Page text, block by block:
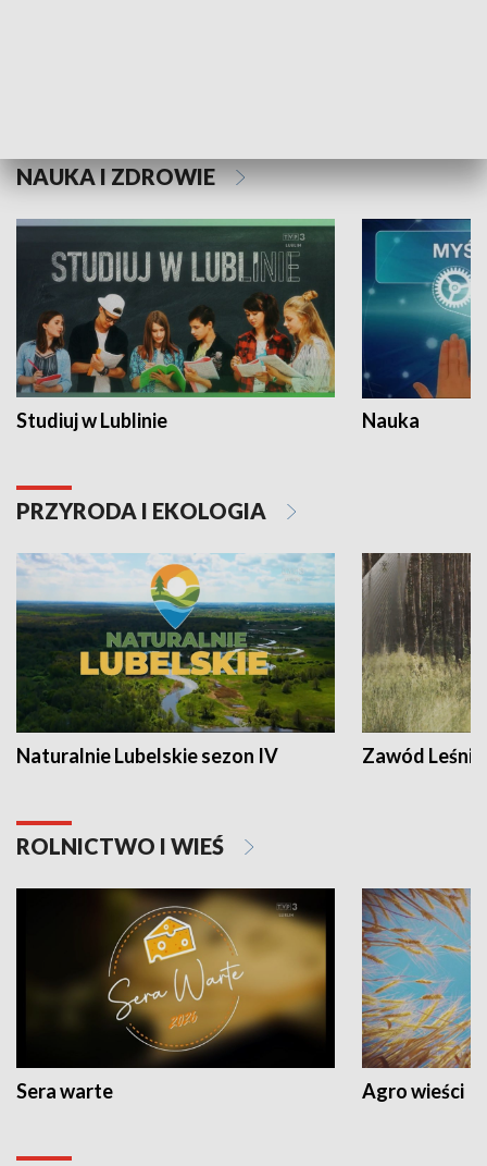
NAUKA I ZDROWIE
Studiuj w Lublinie Nauka
PRZYRODA I EKOLOGIA
Naturalnie Lubelskie sezon IV Zawód Leśnik
ROLNICTWO I WIEŚ
Sera warte Agro wieści